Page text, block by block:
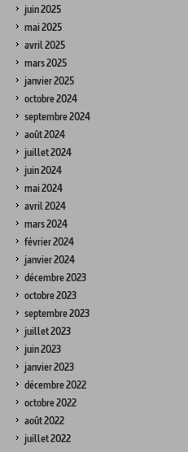
juin 2025
mai 2025
avril 2025
mars 2025
janvier 2025
octobre 2024
septembre 2024
août 2024
juillet 2024
juin 2024
mai 2024
avril 2024
mars 2024
février 2024
janvier 2024
décembre 2023
octobre 2023
septembre 2023
juillet 2023
juin 2023
janvier 2023
décembre 2022
octobre 2022
août 2022
juillet 2022